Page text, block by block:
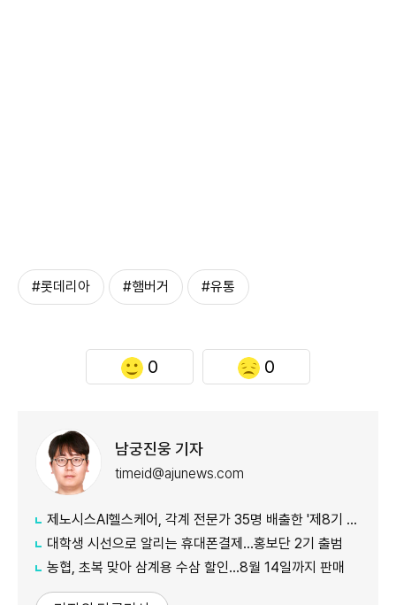
#롯데리아 #햄버거 #유통
0 0
남궁진웅 기자
timeid@ajunews.com
제노시스AI헬스케어, 각계 전문가 35명 배출한 '제8기 AI 아카데미' 수료식
대학생 시선으로 알리는 휴대폰결제…홍보단 2기 출범
농협, 초복 맞아 삼계용 수삼 할인…8월 14일까지 판매